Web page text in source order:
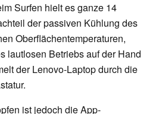
Surfen hielt es ganze 14
der passiven Kühlung des
Oberflächentemperaturen,
lautlosen Betriebs auf der Hand
der Lenovo-Laptop durch die
ist jedoch die App-